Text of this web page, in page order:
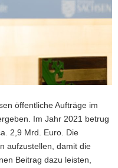
öffentliche Aufträge im
Im Jahr 2021 betrug
2,9 Mrd. Euro. Die
aufzustellen, damit die
Beitrag dazu leisten,